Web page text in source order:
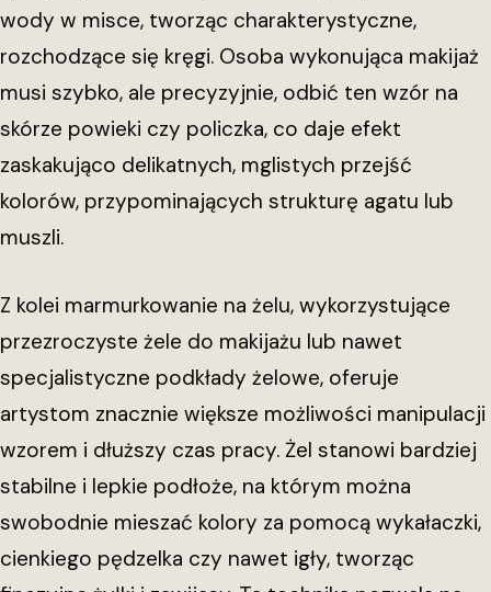
wody w misce, tworząc charakterystyczne,
rozchodzące się kręgi. Osoba wykonująca makijaż
musi szybko, ale precyzyjnie, odbić ten wzór na
skórze powieki czy policzka, co daje efekt
zaskakująco delikatnych, mglistych przejść
kolorów, przypominających strukturę agatu lub
muszli.
Z kolei marmurkowanie na żelu, wykorzystujące
przezroczyste żele do makijażu lub nawet
specjalistyczne podkłady żelowe, oferuje
artystom znacznie większe możliwości manipulacji
wzorem i dłuższy czas pracy. Żel stanowi bardziej
stabilne i lepkie podłoże, na którym można
swobodnie mieszać kolory za pomocą wykałaczki,
cienkiego pędzelka czy nawet igły, tworząc